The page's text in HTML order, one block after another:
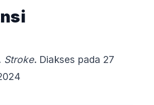
Stroke. Diakses pada 27